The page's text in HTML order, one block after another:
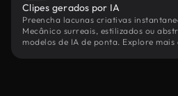
Clipes gerados por IA
Preencha lacunas criativas
Mecânico surreais, estilizados ou
modelos de IA de ponta. Explore mais